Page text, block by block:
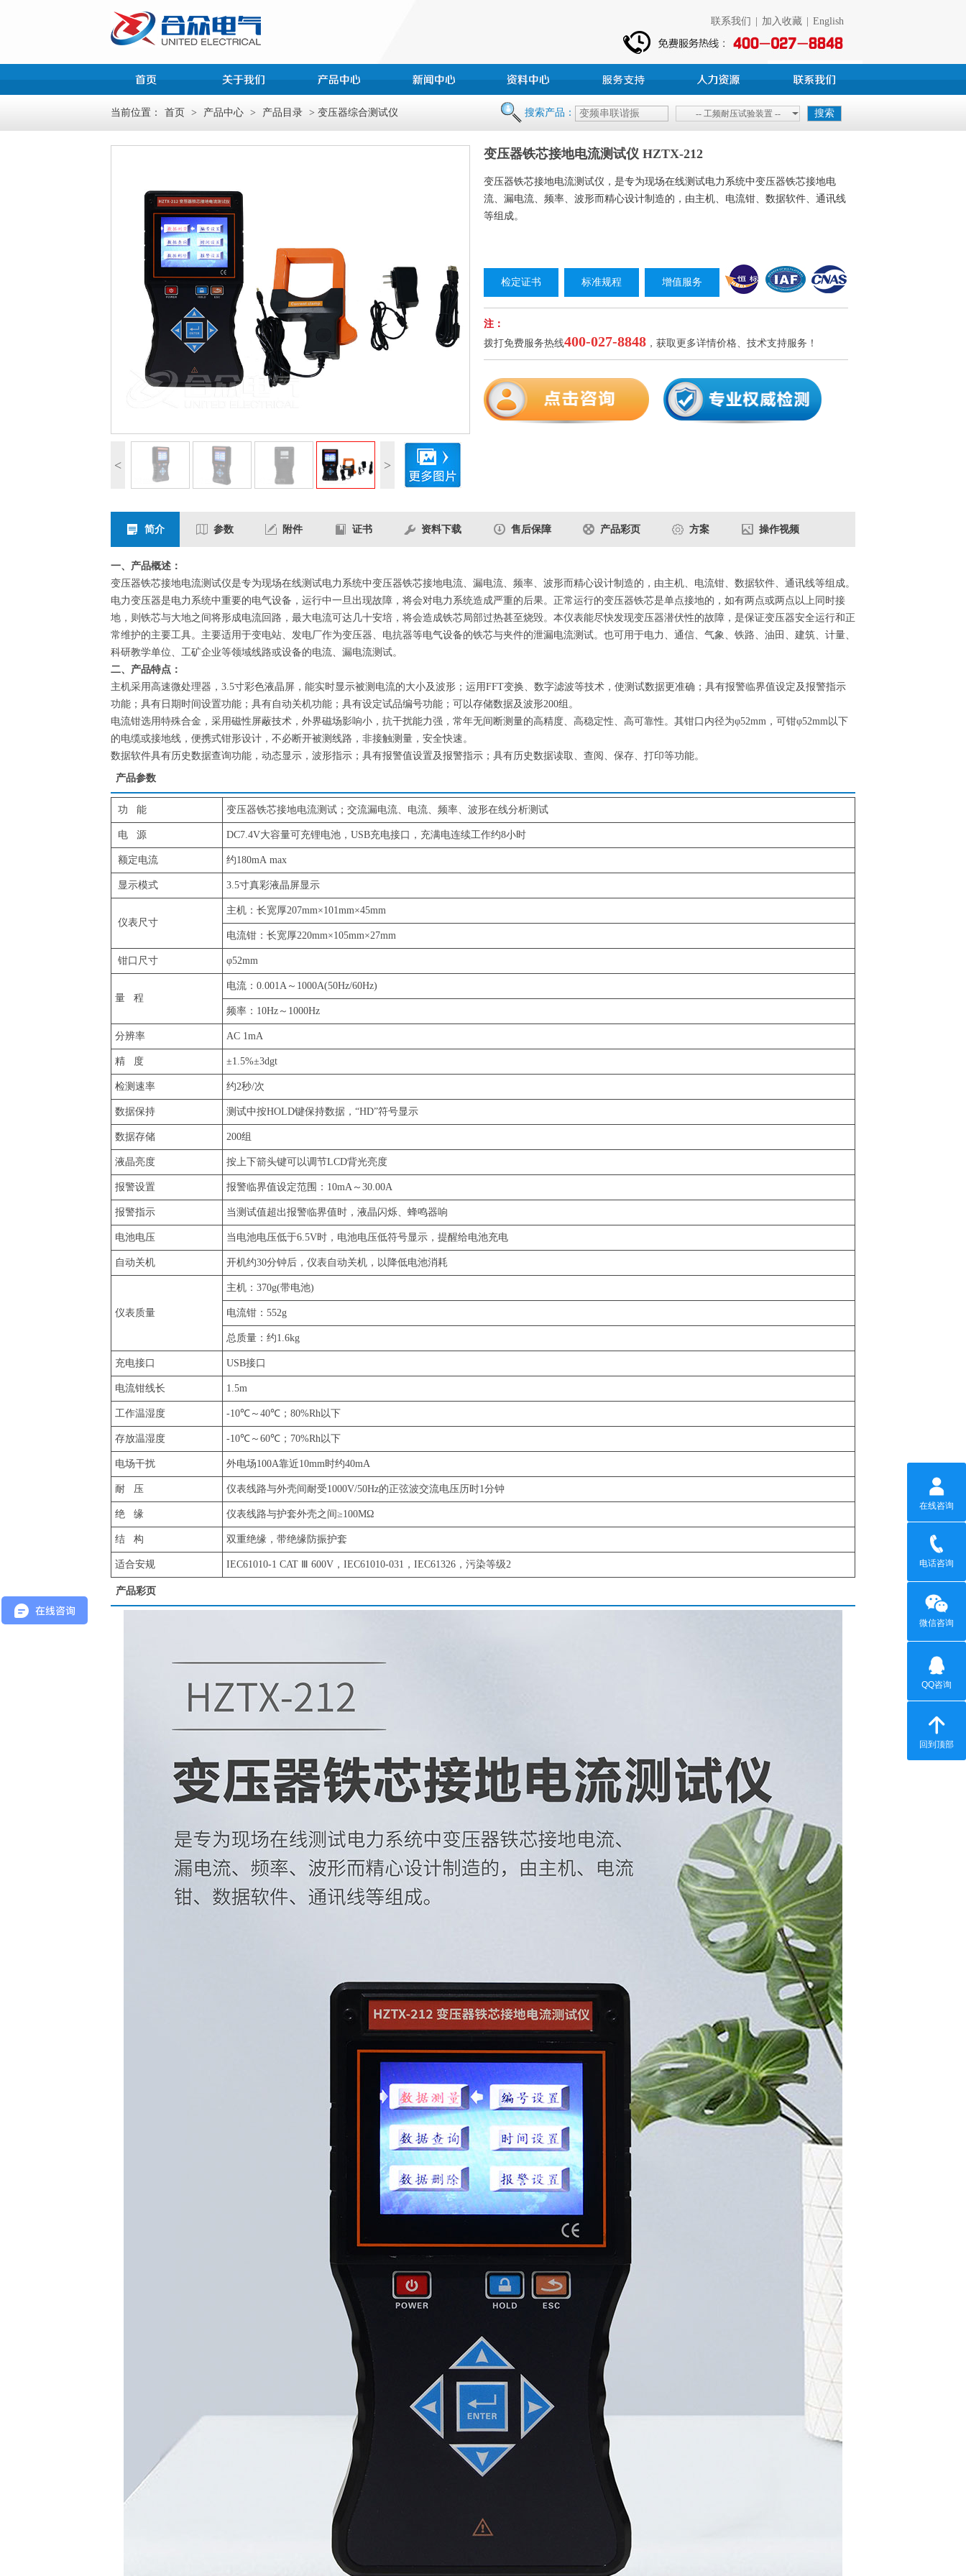
联系我们 加入收藏 English
当前位置： 首页 > 产品中心 > 产品目录 > 变压器综合测试仪 搜索产品： -- 工频耐压试验装置 --
< >
变压器铁芯接地电流测试仪 HZTX-212
变压器铁芯接地电流测试仪，是专为现场在线测试电力系统中变压器铁芯接地电
流、漏电流、频率、波形而精心设计制造的，由主机、电流钳、数据软件、通讯线
等组成。
检定证书 标准规程 增值服务
注：
拨打免费服务热线400-027-8848 ，获取更多详情价格、技术支持服务！
简介 参数 附件 证书 资料下载 售后保障 产品彩页 方案 操作视频
一、产品概述：
变压器铁芯接地电流测试仪是专为现场在线测试电力系统中变压器铁芯接地电流、漏电流、频率、波形而精心设计制造的，由主机、电流钳、数据软件、通讯线等组成。
电力变压器是电力系统中重要的电气设备，运行中一旦出现故障，将会对电力系统造成严重的后果。正常运行的变压器铁芯是单点接地的，如有两点或两点以上同时接
地，则铁芯与大地之间将形成电流回路，最大电流可达几十安培，将会造成铁芯局部过热甚至烧毁。本仪表能尽快发现变压器潜伏性的故障，是保证变压器安全运行和正
常维护的主要工具。主要适用于变电站、发电厂作为变压器、电抗器等电气设备的铁芯与夹件的泄漏电流测试。也可用于电力、通信、气象、铁路、油田、建筑、计量、
科研教学单位、工矿企业等领域线路或设备的电流、漏电流测试。
二、产品特点：
主机采用高速微处理器，3.5寸彩色液晶屏，能实时显示被测电流的大小及波形；运用FFT变换、数字滤波等技术，使测试数据更准确；具有报警临界值设定及报警指示
功能；具有日期时间设置功能；具有自动关机功能；具有设定试品编号功能；可以存储数据及波形200组。
电流钳选用特殊合金，采用磁性屏蔽技术，外界磁场影响小，抗干扰能力强，常年无间断测量的高精度、高稳定性、高可靠性。其钳口内径为φ52mm，可钳φ52mm以下
的电缆或接地线，便携式钳形设计，不必断开被测线路，非接触测量，安全快速。
数据软件具有历史数据查询功能，动态显示，波形指示；具有报警值设置及报警指示；具有历史数据读取、查阅、保存、打印等功能。
产品参数
功 能 变压器铁芯接地电流测试；交流漏电流、电流、频率、波形在线分析测试
电 源 DC7.4V大容量可充锂电池，USB充电接口，充满电连续工作约8小时
额定电流 约180mA max
显示模式 3.5寸真彩液晶屏显示
仪表尺寸
主机：长宽厚207mm×101mm×45mm
电流钳：长宽厚220mm×105mm×27mm
钳口尺寸 φ52mm
量 程
电流：0.001A～1000A(50Hz/60Hz)
频率：10Hz～1000Hz
分辨率 AC 1mA
精 度 ±1.5%±3dgt
检测速率 约2秒/次
数据保持 测试中按HOLD键保持数据，“HD”符号显示
数据存储 200组
液晶亮度 按上下箭头键可以调节LCD背光亮度
报警设置 报警临界值设定范围：10mA～30.00A
报警指示 当测试值超出报警临界值时，液晶闪烁、蜂鸣器响
电池电压 当电池电压低于6.5V时，电池电压低符号显示，提醒给电池充电
自动关机 开机约30分钟后，仪表自动关机，以降低电池消耗
仪表质量
主机：370g(带电池)
电流钳：552g
总质量：约1.6kg
充电接口 USB接口
电流钳线长 1.5m
工作温湿度 -10℃～40℃；80%Rh以下
存放温湿度 -10℃～60℃；70%Rh以下
电场干扰 外电场100A靠近10mm时约40mA
耐 压 仪表线路与外壳间耐受1000V/50Hz的正弦波交流电压历时1分钟
绝 缘 仪表线路与护套外壳之间≥100MΩ
结 构 双重绝缘，带绝缘防振护套
适合安规 IEC61010-1 CAT Ⅲ 600V，IEC61010-031，IEC61326，污染等级2
产品彩页
在线咨询
电话咨询
微信咨询
QQ咨询
回到顶部